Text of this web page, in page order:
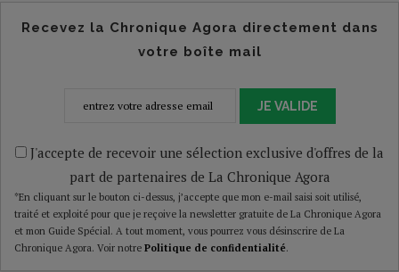
Recevez la Chronique Agora directement dans
votre boîte mail
JE VALIDE
J'accepte de recevoir une sélection exclusive d'offres de la
part de partenaires de La Chronique Agora
*En cliquant sur le bouton ci-dessus, j’accepte que mon e-mail saisi soit utilisé,
traité et exploité pour que je reçoive la newsletter gratuite de La Chronique Agora
et mon Guide Spécial. A tout moment, vous pourrez vous désinscrire de La
Chronique Agora. Voir notre Politique de confidentialité.